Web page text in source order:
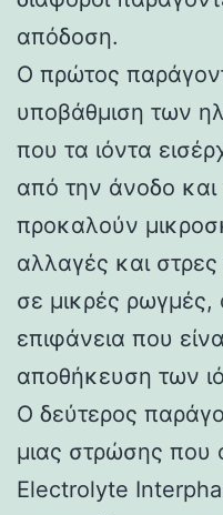
απόδοση.
Ο πρώτος
υποβάθμιση των
που τα ιόντα
από την άνοδο
προκαλούν
αλλαγές και
σε μικρές ρωγμές,
επιφάνεια που
αποθήκευση των
Ο δεύτερος
μιας στρώσης που
Electrolyte